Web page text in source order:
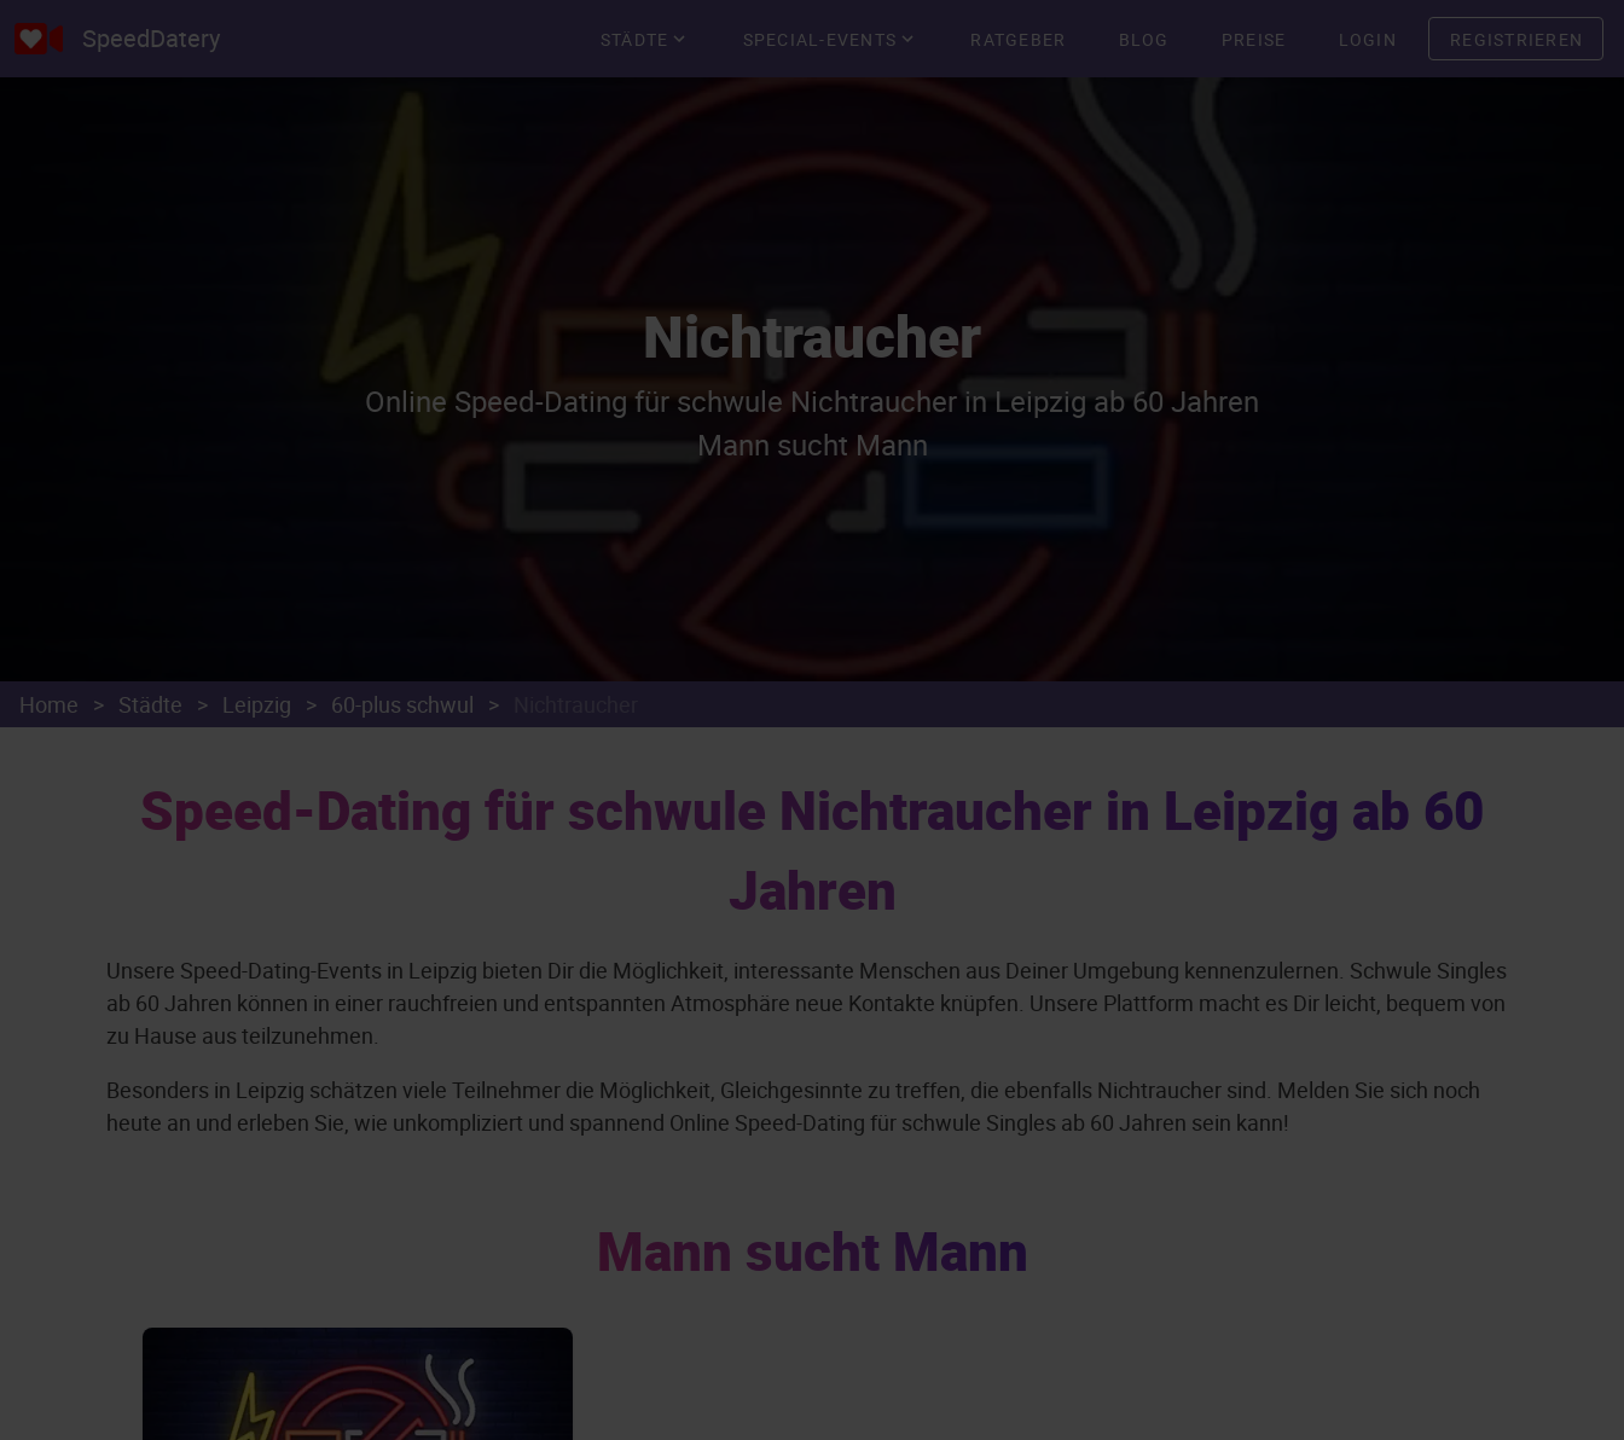
SpeedDatery STÄDTE SPECIAL-EVENTS RATGEBER BLOG PREISE LOGIN REGISTRIEREN
Nichtraucher
Online Speed-Dating für schwule Nichtraucher in Leipzig ab 60 Jahren
Mann sucht Mann
Home > Städte > Leipzig > 60-plus schwul >
Speed-Dating für schwule Nichtraucher in Leipzig ab 60
Jahren
Unsere Speed-Dating-Events in Leipzig bieten Dir die Möglichkeit, interessante Menschen aus Deiner Umgebung kennenzulernen. Schwule Singles
ab 60 Jahren können in einer rauchfreien und entspannten Atmosphäre neue Kontakte knüpfen. Unsere Plattform macht es Dir leicht, bequem von
zu Hause aus teilzunehmen.
Besonders in Leipzig schätzen viele Teilnehmer die Möglichkeit, Gleichgesinnte zu treffen, die ebenfalls Nichtraucher sind. Melden Sie sich noch
heute an und erleben Sie, wie unkompliziert und spannend Online Speed-Dating für schwule Singles ab 60 Jahren sein kann!
Mann sucht Mann